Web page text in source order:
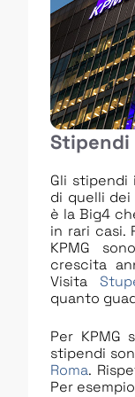
Stipendi
Gli stipendi
di quelli dei
è la Big4
in rari casi.
KPMG
crescita
Visita
quanto
Per KPMG
stipendi
Roma.
Per esempio